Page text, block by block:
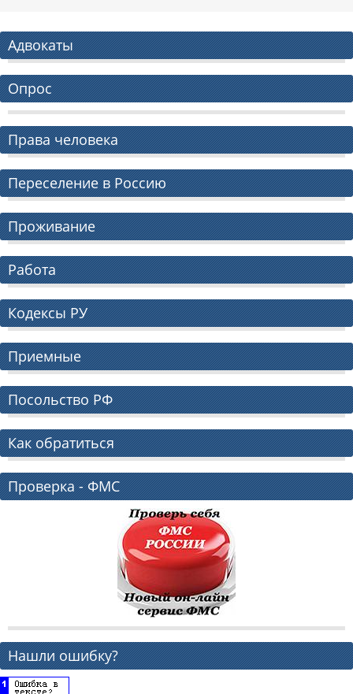
Адвокаты
Опрос
Права человека
Переселение в Россию
Проживание
Работа
Кодексы РУ
Приемные
Посольство РФ
Как обратиться
Проверка - ФМС
Нашли ошибку?